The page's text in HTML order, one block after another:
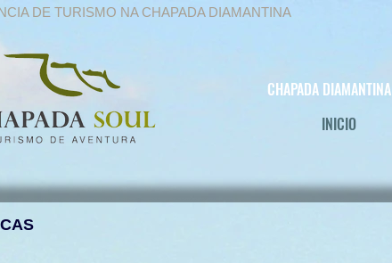
DE TURISMO NA CHAPADA DIAMANTINA
CHAPADA DIAMANTINA
INICIO